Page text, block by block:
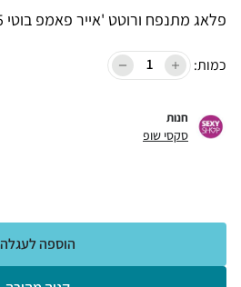
פלאג מתנפח ורוטט 'אייר פאמפ בוטי 5+'
כמות:
חנות
סקסי שופ
הוספה לעגלה